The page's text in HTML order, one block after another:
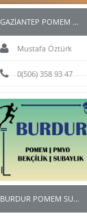
GAZİANTEP POMEM PARKUR HAZIRLIK KURSU
Mustafa Öztürk
0(506) 358 93 47
BURDUR POMEM SUBAY BESYO HAZIRLIK KURSU